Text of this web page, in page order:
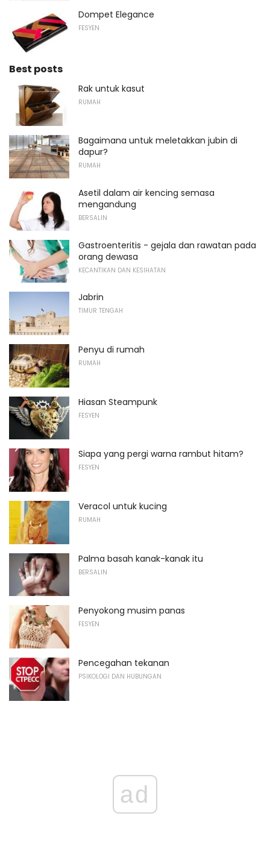
Dompet Elegance
FESYEN
Best posts
Rak untuk kasut
RUMAH
Bagaimana untuk meletakkan jubin di
dapur?
RUMAH
Asetil dalam air kencing semasa
mengandung
BERSALIN
Gastroenteritis - gejala dan rawatan pada
orang dewasa
KECANTIKAN DAN KESIHATAN
Jabrin
TIMUR TENGAH
Penyu di rumah
RUMAH
Hiasan Steampunk
FESYEN
Siapa yang pergi warna rambut hitam?
FESYEN
Veracol untuk kucing
RUMAH
Palma basah kanak-kanak itu
BERSALIN
Penyokong musim panas
FESYEN
Pencegahan tekanan
PSIKOLOGI DAN HUBUNGAN
ad